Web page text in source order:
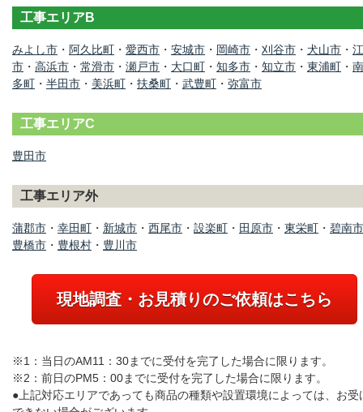
工事エリアB
みよし市 ・ 阿久比町 ・ 愛西市 ・ 安城市 ・ 岡崎市 ・ 刈谷市 ・ 犬山市 ・
市 ・ 高浜市 ・ 常滑市 ・ 瀬戸市 ・ 大口町 ・ 知多市 ・ 知立市 ・ 東浦町 ・
多町 ・ 半田市 ・ 美浜町 ・ 扶桑町 ・ 武豊町 ・ 弥富市
工事エリアC
豊田市
工事エリア外
蒲郡市 ・ 幸田町 ・ 新城市 ・ 西尾市 ・ 設楽町 ・ 田原市 ・ 東栄町 ・ 碧南市
豊橋市 ・ 豊根村 ・ 豊川市
現地調査・お見積りのご依頼はこちら
※1：当日のAM11：30までに受付を完了した場合に限ります。
※2：前日のPM5：00までに受付を完了した場合に限ります。
●上記対応エリアであっても商品の種類や設置環境によっては、お受